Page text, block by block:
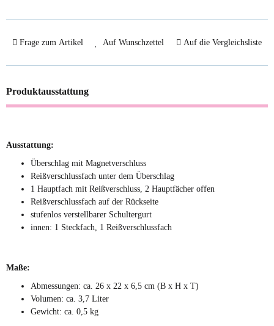
Frage zum Artikel Auf Wunschzettel Auf die Vergleichsliste
Produktausstattung
Ausstattung:
Überschlag mit Magnetverschluss
Reißverschlussfach unter dem Überschlag
1 Hauptfach mit Reißverschluss, 2 Hauptfächer offen
Reißverschlussfach auf der Rückseite
stufenlos verstellbarer Schultergurt
innen: 1 Steckfach, 1 Reißverschlussfach
Maße:
Abmessungen: ca. 26 x 22 x 6,5 cm (B x H x T)
Volumen: ca. 3,7 Liter
Gewicht: ca. 0,5 kg